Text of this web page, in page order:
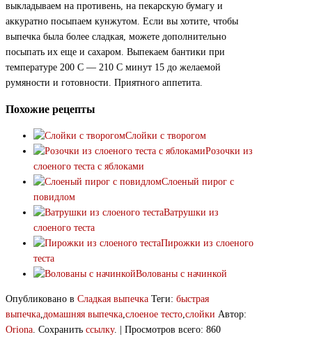
выкладываем на противень, на пекарскую бумагу и
аккуратно посыпаем кунжутом. Если вы хотите, чтобы
выпечка была более сладкая, можете дополнительно
посыпать их еще и сахаром. Выпекаем бантики при
температуре 200 С — 210 С минут 15 до желаемой
румяности и готовности. Приятного аппетита.
Похожие рецепты
Слойки с творогом
Розочки из
слоеного теста с яблоками
Слоеный пирог с
повидлом
Ватрушки из
слоеного теста
Пирожки из слоеного
теста
Волованы с начинкой
Опубликовано в Сладкая выпечка Теги: быстрая
выпечка,домашняя выпечка,слоеное тесто,слойки Автор:
Oriona. Сохранить ссылку. | Просмотров всего: 860